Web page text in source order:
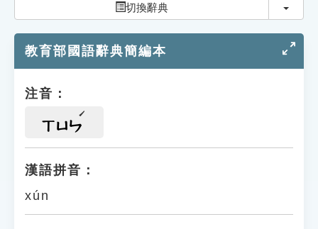
切換辭典 切換
教育部國語辭典簡編本
注音：
ㄒㄩㄣ
漢語拼音：
xún